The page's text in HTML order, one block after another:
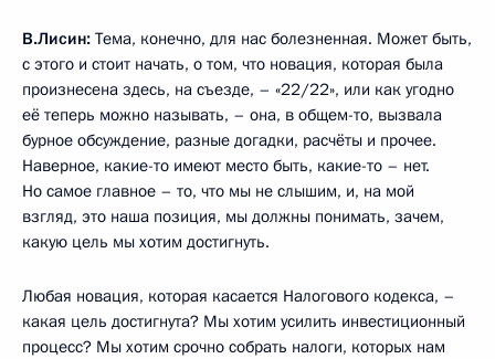
В.Лисин: Тема, конечно, для нас болезненная. Может быть,
с этого и стоит начать, о том, что новация, которая была
произнесена здесь, на съезде, – «22/22», или как угодно
её теперь можно называть, – она, в общем-то, вызвала
бурное обсуждение, разные догадки, расчёты и прочее.
Наверное, какие-то имеют место быть, какие-то – нет.
Но самое главное – то, что мы не слышим, и, на мой
взгляд, это наша позиция, мы должны понимать, зачем,
какую цель мы хотим достигнуть.
Любая новация, которая касается Налогового кодекса, –
какая цель достигнута? Мы хотим усилить инвестиционный
процесс? Мы хотим срочно собрать налоги, которых нам